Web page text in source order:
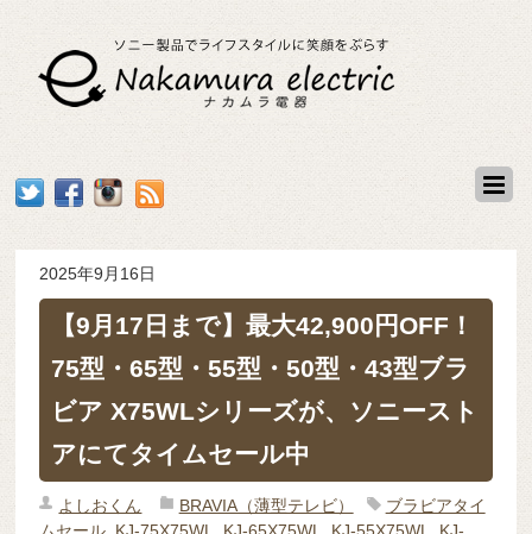
2025年9月16日
【9月17日まで】最大42,900円OFF！
75型・65型・55型・50型・43型ブラ
ビア X75WLシリーズが、ソニースト
アにてタイムセール中
よしおくん BRAVIA（薄型テレビ）
ブラビアタイ